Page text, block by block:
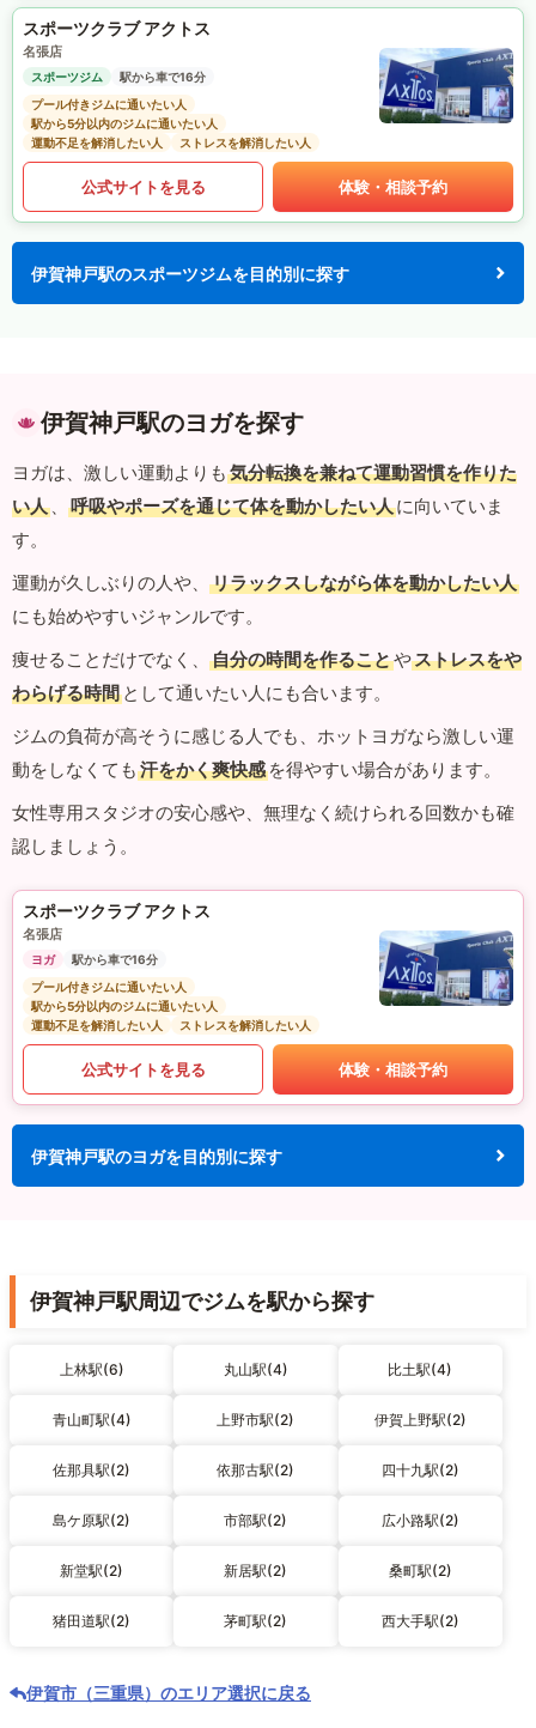
スポーツクラブ アクトス
名張店
スポーツジム
駅から車で16分
プール付きジムに通いたい人
駅から5分以内のジムに通いたい人
運動不足を解消したい人
ストレスを解消したい人
公式サイトを見る 体験・相談予約
伊賀神戸駅のスポーツジムを目的別に探す
伊賀神戸駅のヨガを探す
ヨガは、激しい運動よりも 気分転換を兼ねて運動習慣を作りた
い人 、 呼吸やポーズを通じて体を動かしたい人に向いていま
す。
運動が久しぶりの人や、
リラックスしながら体を動かしたい人
にも始めやすいジャンルです。
痩せることだけでなく、
自分の時間を作ることやストレスをや
わらげる時間 として通いたい人にも合います。
ジムの負荷が高そうに感じる人でも、ホットヨガなら激しい運
動をしなくても 汗をかく爽快感 を得やすい場合があります。
女性専用スタジオの安心感や、無理なく続けられる回数かも確
認しましょう。
スポーツクラブ アクトス
名張店
ヨガ
駅から車で16分
プール付きジムに通いたい人
駅から5分以内のジムに通いたい人
運動不足を解消したい人
ストレスを解消したい人
公式サイトを見る 体験・相談予約
伊賀神戸駅のヨガを目的別に探す
伊賀神戸駅周辺でジムを駅から探す
上林駅(6) 丸山駅(4) 比土駅(4)
青山町駅(4) 上野市駅(2) 伊賀上野駅(2)
佐那具駅(2) 依那古駅(2) 四十九駅(2)
島ケ原駅(2) 市部駅(2) 広小路駅(2)
新堂駅(2) 新居駅(2) 桑町駅(2)
猪田道駅(2) 茅町駅(2) 西大手駅(2)
伊賀市（三重県）のエリア選択に戻る